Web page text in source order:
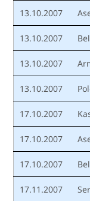
13.10.2007
13.10.2007
13.10.2007
13.10.2007
17.10.2007
17.10.2007
17.10.2007
17.11.2007